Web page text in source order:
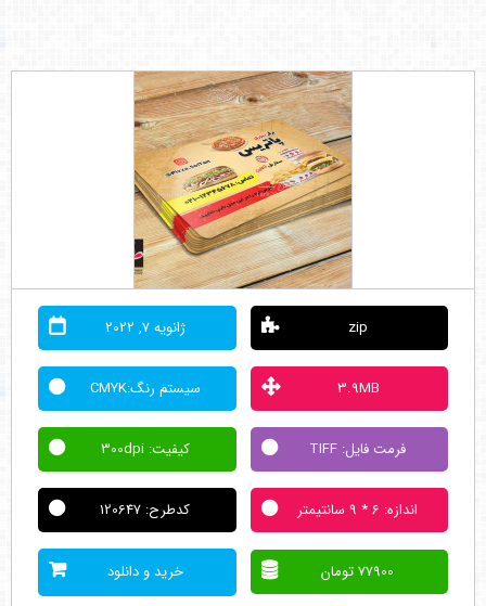
zip ژانویه 7, 2022
3.9MB سیستم رنگ:CMYK
فرمت فایل: TIFF کیفیت: 300dpi
اندازه: 6 * 9 سانتیمتر کدطرح: 120647
77900 تومان خرید و دانلود